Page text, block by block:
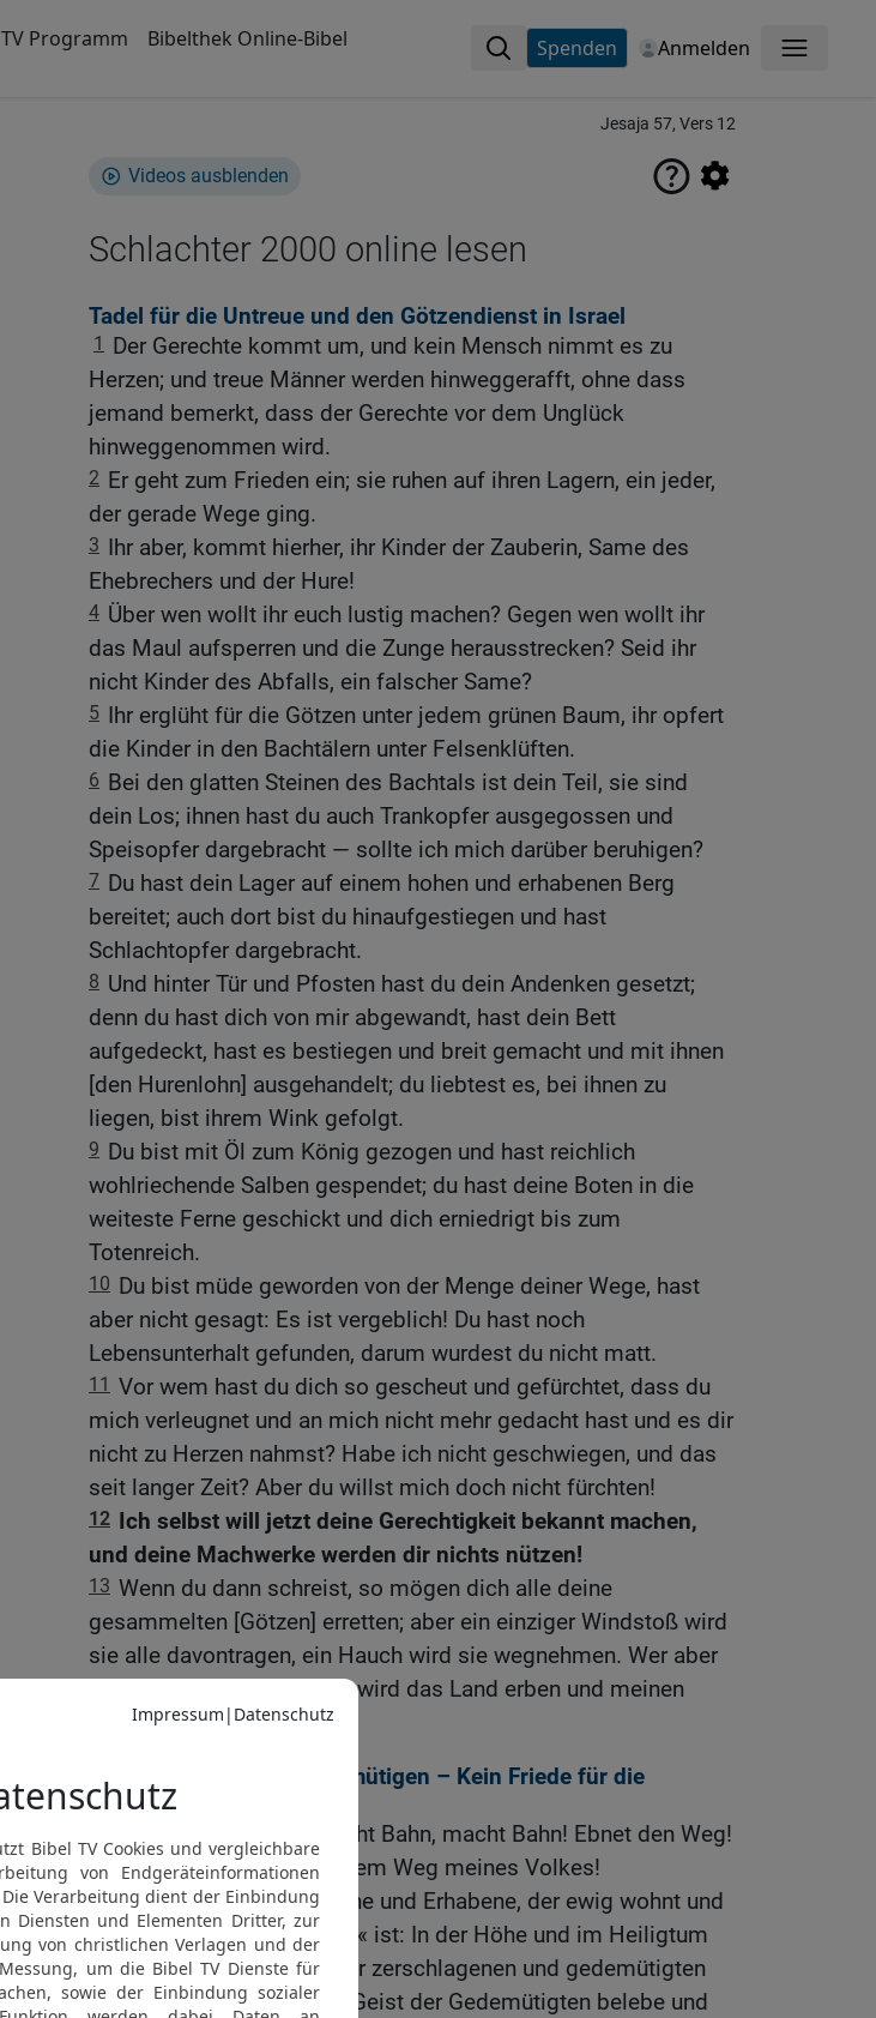
TV Programm Bibelthek Online-Bibel Spenden Anmelden Menü
Jesaja 57, Vers 12
Videos ausblenden
Schlachter 2000 online lesen
Tadel für die Untreue und den Götzendienst in Israel
1
Der Gerechte kommt um, und kein Mensch nimmt es zu
Herzen; und treue Männer werden hinweggerafft, ohne dass
jemand bemerkt, dass der Gerechte vor dem Unglück
hinweggenommen wird.
2 Er geht zum Frieden ein; sie ruhen auf ihren Lagern, ein jeder,
der gerade Wege ging.
3 Ihr aber, kommt hierher, ihr Kinder der Zauberin, Same des
Ehebrechers und der Hure!
4 Über wen wollt ihr euch lustig machen? Gegen wen wollt ihr
das Maul aufsperren und die Zunge herausstrecken? Seid ihr
nicht Kinder des Abfalls, ein falscher Same?
5 Ihr erglüht für die Götzen unter jedem grünen Baum, ihr opfert
die Kinder in den Bachtälern unter Felsenklüften.
6 Bei den glatten Steinen des Bachtals ist dein Teil, sie sind
dein Los; ihnen hast du auch Trankopfer ausgegossen und
Speisopfer dargebracht — sollte ich mich darüber beruhigen?
7 Du hast dein Lager auf einem hohen und erhabenen Berg
bereitet; auch dort bist du hinaufgestiegen und hast
Schlachtopfer dargebracht.
8 Und hinter Tür und Pfosten hast du dein Andenken gesetzt;
denn du hast dich von mir abgewandt, hast dein Bett
aufgedeckt, hast es bestiegen und breit gemacht und mit ihnen
[den Hurenlohn] ausgehandelt; du liebtest es, bei ihnen zu
liegen, bist ihrem Wink gefolgt.
9 Du bist mit Öl zum König gezogen und hast reichlich
wohlriechende Salben gespendet; du hast deine Boten in die
weiteste Ferne geschickt und dich erniedrigt bis zum
Totenreich.
10 Du bist müde geworden von der Menge deiner Wege, hast
aber nicht gesagt: Es ist vergeblich! Du hast noch
Lebensunterhalt gefunden, darum wurdest du nicht matt.
11 Vor wem hast du dich so gescheut und gefürchtet, dass du
mich verleugnet und an mich nicht mehr gedacht hast und es dir
nicht zu Herzen nahmst? Habe ich nicht geschwiegen, und das
seit langer Zeit? Aber du willst mich doch nicht fürchten!
12 Ich selbst will jetzt deine Gerechtigkeit bekannt machen,
und deine Machwerke werden dir nichts nützen!
13 Wenn du dann schreist, so mögen dich alle deine
gesammelten [Götzen] erretten; aber ein einziger Windstoß wird
sie alle davontragen, ein Hauch wird sie wegnehmen. Wer aber
bei mir Zuflucht sucht, der wird das Land erben und meinen
heiligen Berg besitzen.
Verheißungen für den Demütigen – Kein Friede für die
Gottlosen
Und er wird sagen: Macht Bahn, macht Bahn! Ebnet den Weg!
Räumt jeden Anstoß aus dem Weg meines Volkes!
15 Denn so spricht der Hohe und Erhabene, der ewig wohnt und
dessen Name »Der Heilige« ist: In der Höhe und im Heiligtum
wohne ich und bei dem, der zerschlagenen und gedemütigten
Geistes ist, damit ich den Geist der Gedemütigten belebe und